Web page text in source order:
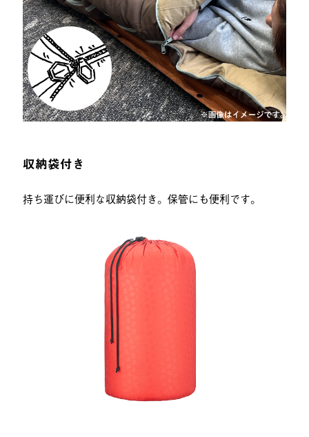
収納袋付き
持ち運びに便利な収納袋付き。保管にも便利です。